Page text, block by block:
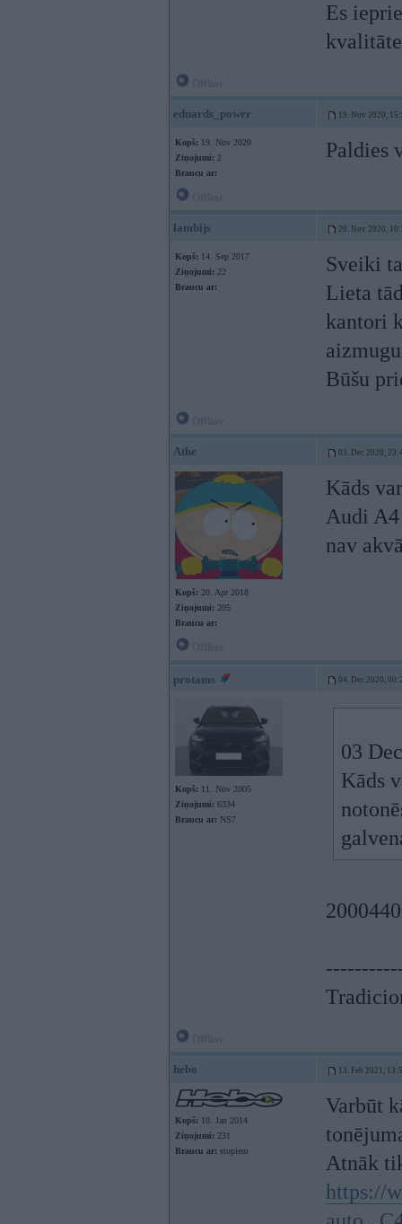
Es
eduards_power 19. Nov 2020,
Kopš: 19. Nov 2020
Ziņojumi: 2
Braucu ar:
Paldies
lambijs 20. Nov 2020,
Kopš: 14. Sep 2017
Ziņojumi: 22
Braucu ar:
Sveiki
Lieta
kantori
Būšu
Athe 03. Dec 2020,
Kopš: 20. Apr 2018
Ziņojumi: 205
Braucu ar:
Kāds
Audi A4
nav
protams 04. Dec 2020,
Kopš: 11. Nov 2005
Ziņojumi: 6334
Braucu ar: NS7
03
Kāds
hebo 13. Feb 2021,
Kopš: 10. Jan 2014
Ziņojumi: 231
Braucu ar: stopiem
Varbūt
Atnāk
https://